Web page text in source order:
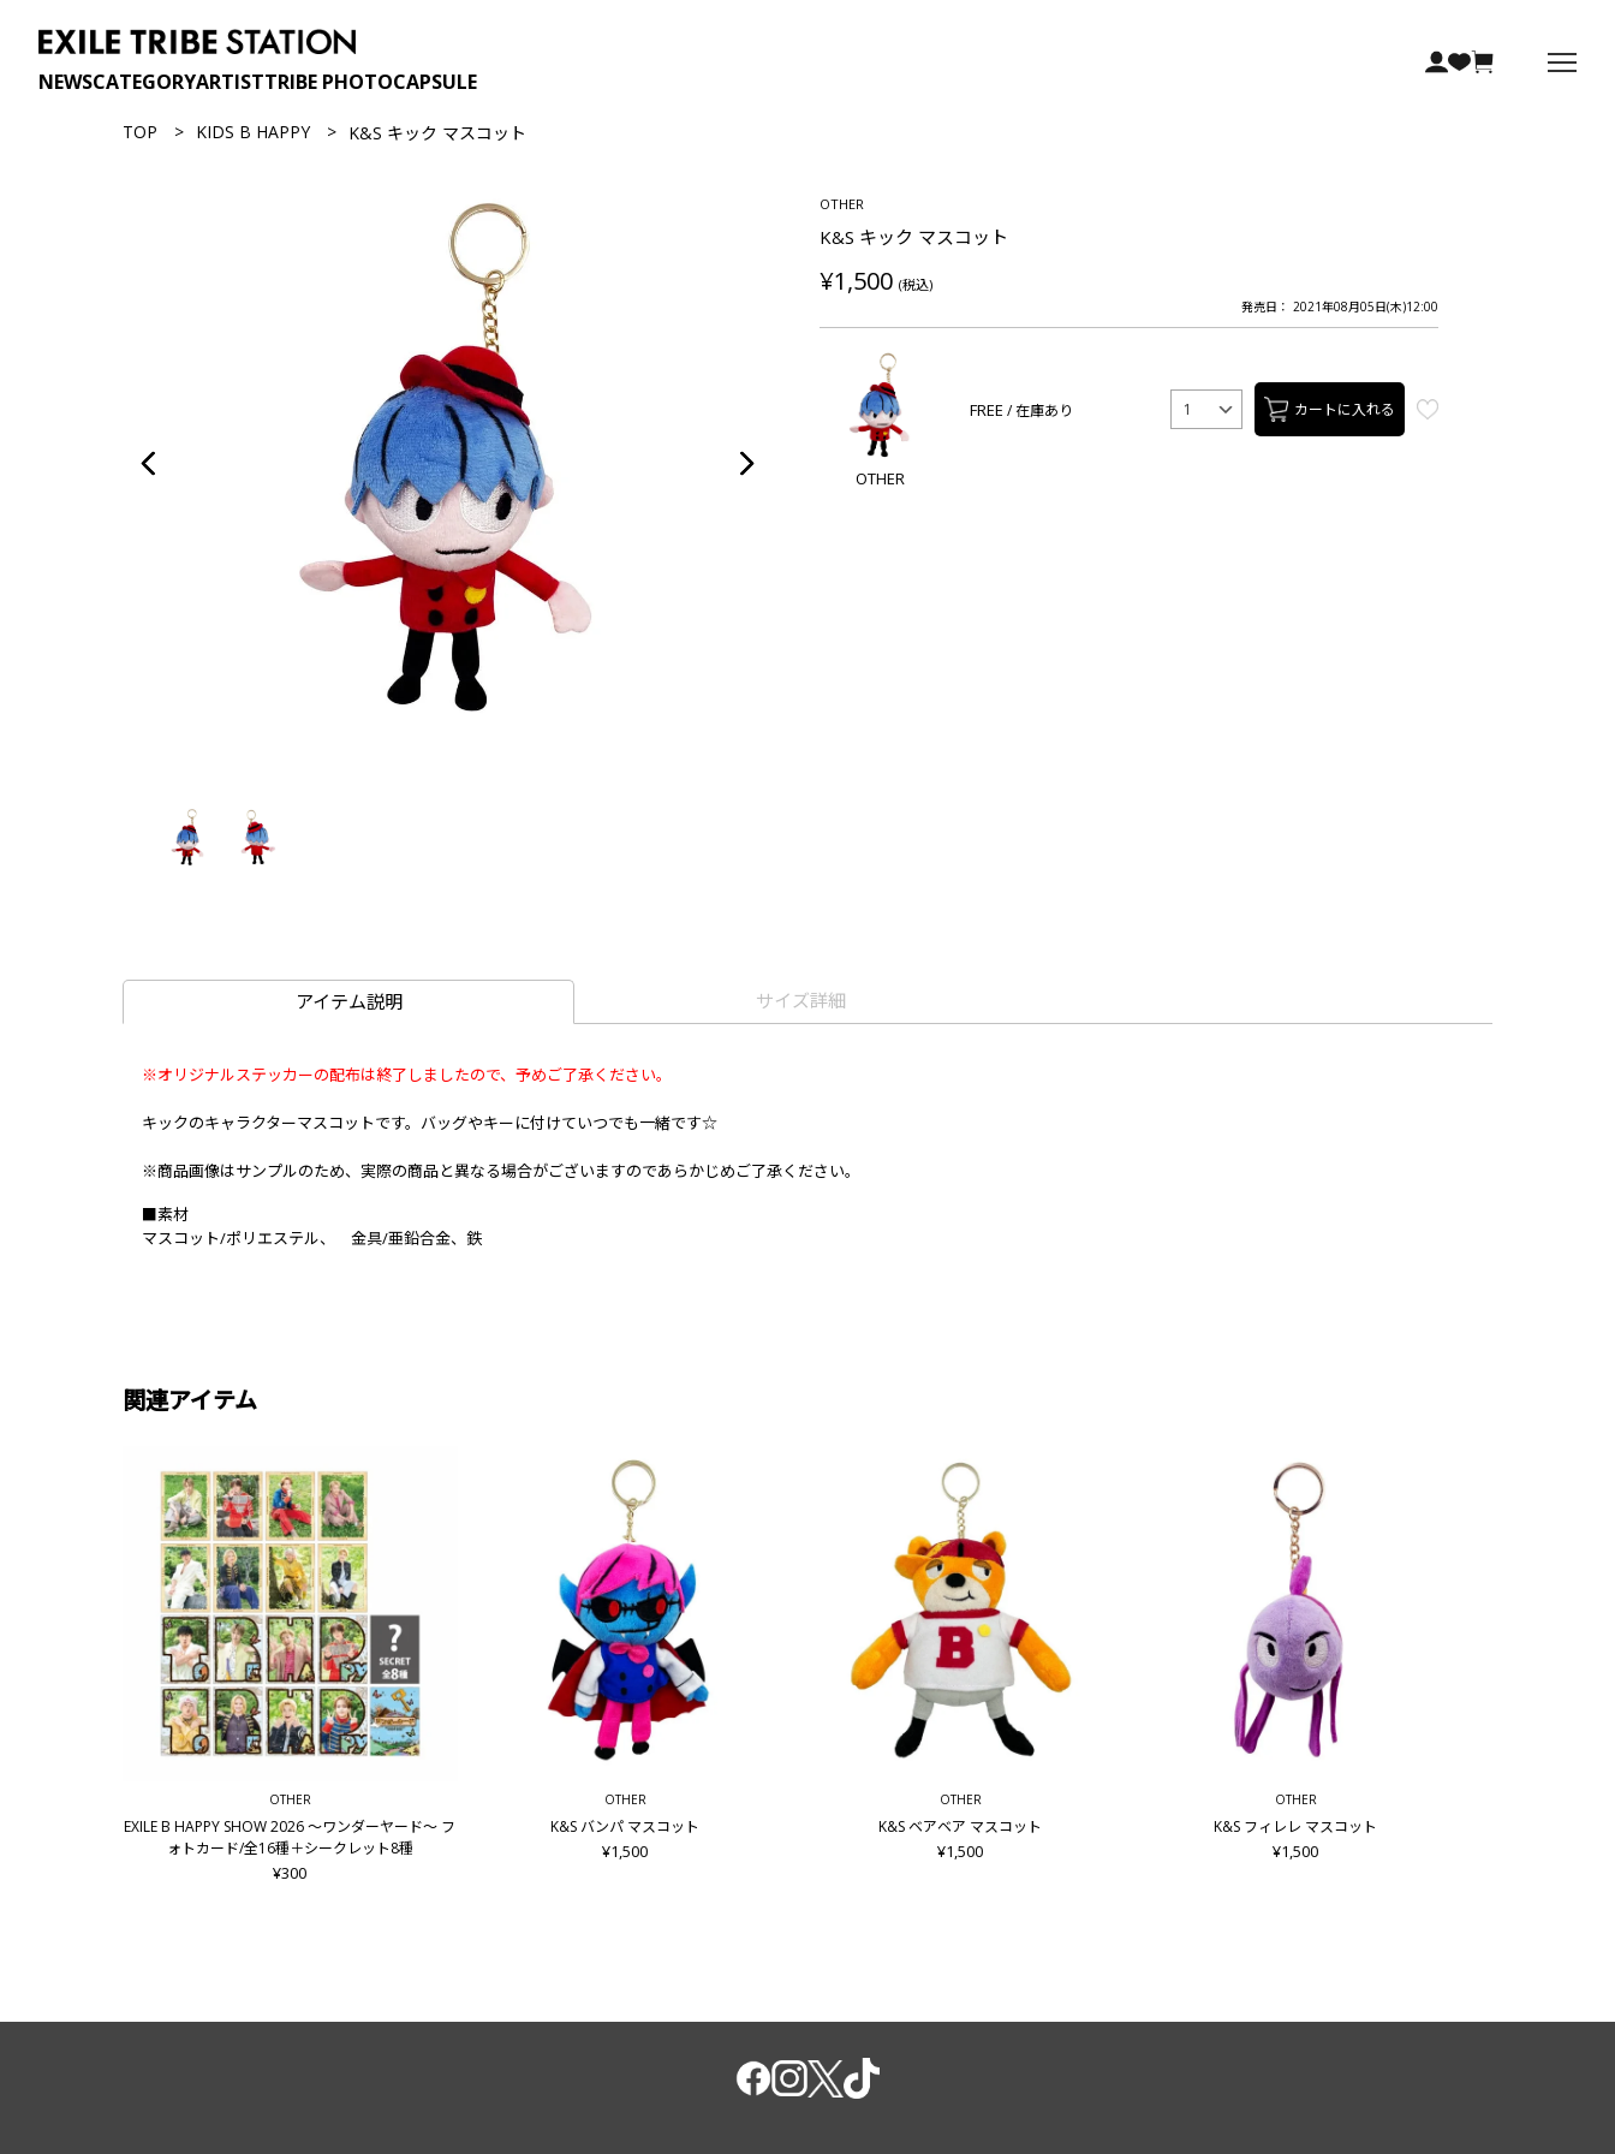
NEWSCATEGORYARTISTTRIBE PHOTOCAPSULE
TOP KIDS B HAPPY K&S キック マスコット
OTHER
K&S キック マスコット
¥1,500 (税込)
発売日： 2021年08月05日(木)12:00
OTHER
FREE / 在庫あり 1 カートに入れる
アイテム説明 サイズ詳細
※オリジナルステッカーの配布は終了しましたので、予めご了承ください。
キックのキャラクターマスコットです。バッグやキーに付けていつでも一緒です☆
※商品画像はサンプルのため、実際の商品と異なる場合がございますのであらかじめご了承ください。
■素材
マスコット/ポリエステル、 金具/亜鉛合金、鉄
関連アイテム
OTHER
EXILE B HAPPY SHOW 2026 ～ワンダーヤード～ フ
ォトカード/全16種＋シークレット8種
¥300
OTHER
K&S バンパ マスコット
¥1,500
OTHER
K&S ベアベア マスコット
¥1,500
OTHER
K&S フィレレ マスコット
¥1,500